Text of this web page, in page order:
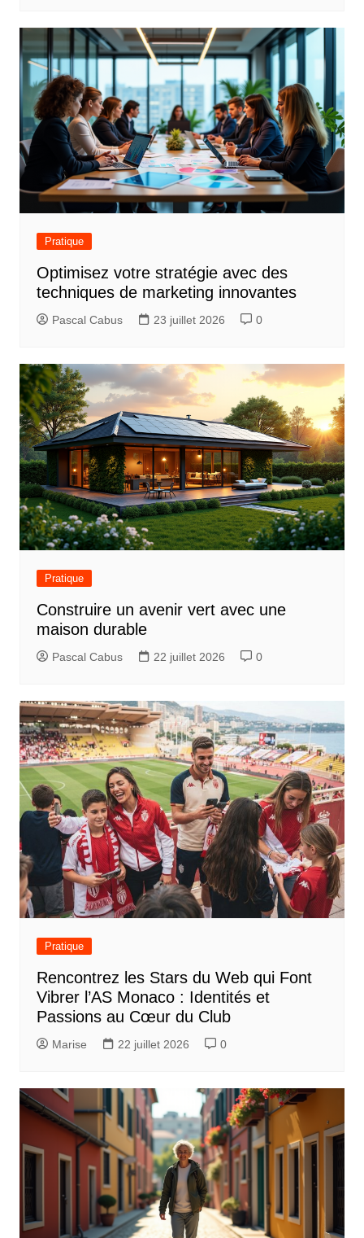
Pratique
Optimisez votre stratégie avec des
techniques de marketing innovantes
Pascal Cabus 23 juillet 2026 0
Pratique
Construire un avenir vert avec une
maison durable
Pascal Cabus 22 juillet 2026 0
Pratique
Rencontrez les Stars du Web qui Font
Vibrer l’AS Monaco : Identités et
Passions au Cœur du Club
Marise 22 juillet 2026 0